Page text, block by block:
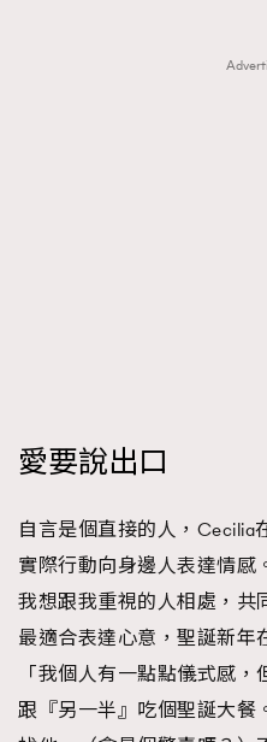
愛要說出口
自言是個直接的人，Cecilia
實際行動向身邊人表達情感
我想跟我重視的人相處，共
最適合表達心意，聖誕新年
「我個人有一點點儀式感
跟『另一半』吃個聖誕大餐